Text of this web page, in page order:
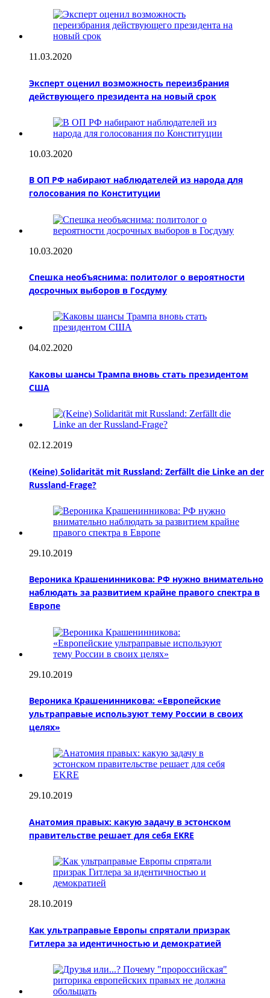
11.03.2020
Эксперт оценил возможность переизбрания
действующего президента на новый срок
10.03.2020
В ОП РФ набирают наблюдателей из народа для
голосования по Конституции
10.03.2020
Спешка необъяснима: политолог о вероятности
досрочных выборов в Госдуму
04.02.2020
Каковы шансы Трампа вновь стать президентом
США
02.12.2019
(Keine) Solidarität mit Russland: Zerfällt die Linke an der
Russland-Frage?
29.10.2019
Вероника Крашенинникова: РФ нужно внимательно
наблюдать за развитием крайне правого спектра в
Европе
29.10.2019
Вероника Крашенинникова: «Европейские
ультраправые используют тему России в своих
целях»
29.10.2019
Анатомия правых: какую задачу в эстонском
правительстве решает для себя EKRE
28.10.2019
Как ультраправые Европы спрятали призрак
Гитлера за идентичностью и демократией